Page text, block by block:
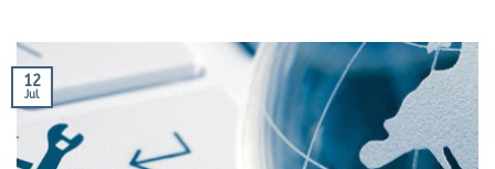
12
Jul